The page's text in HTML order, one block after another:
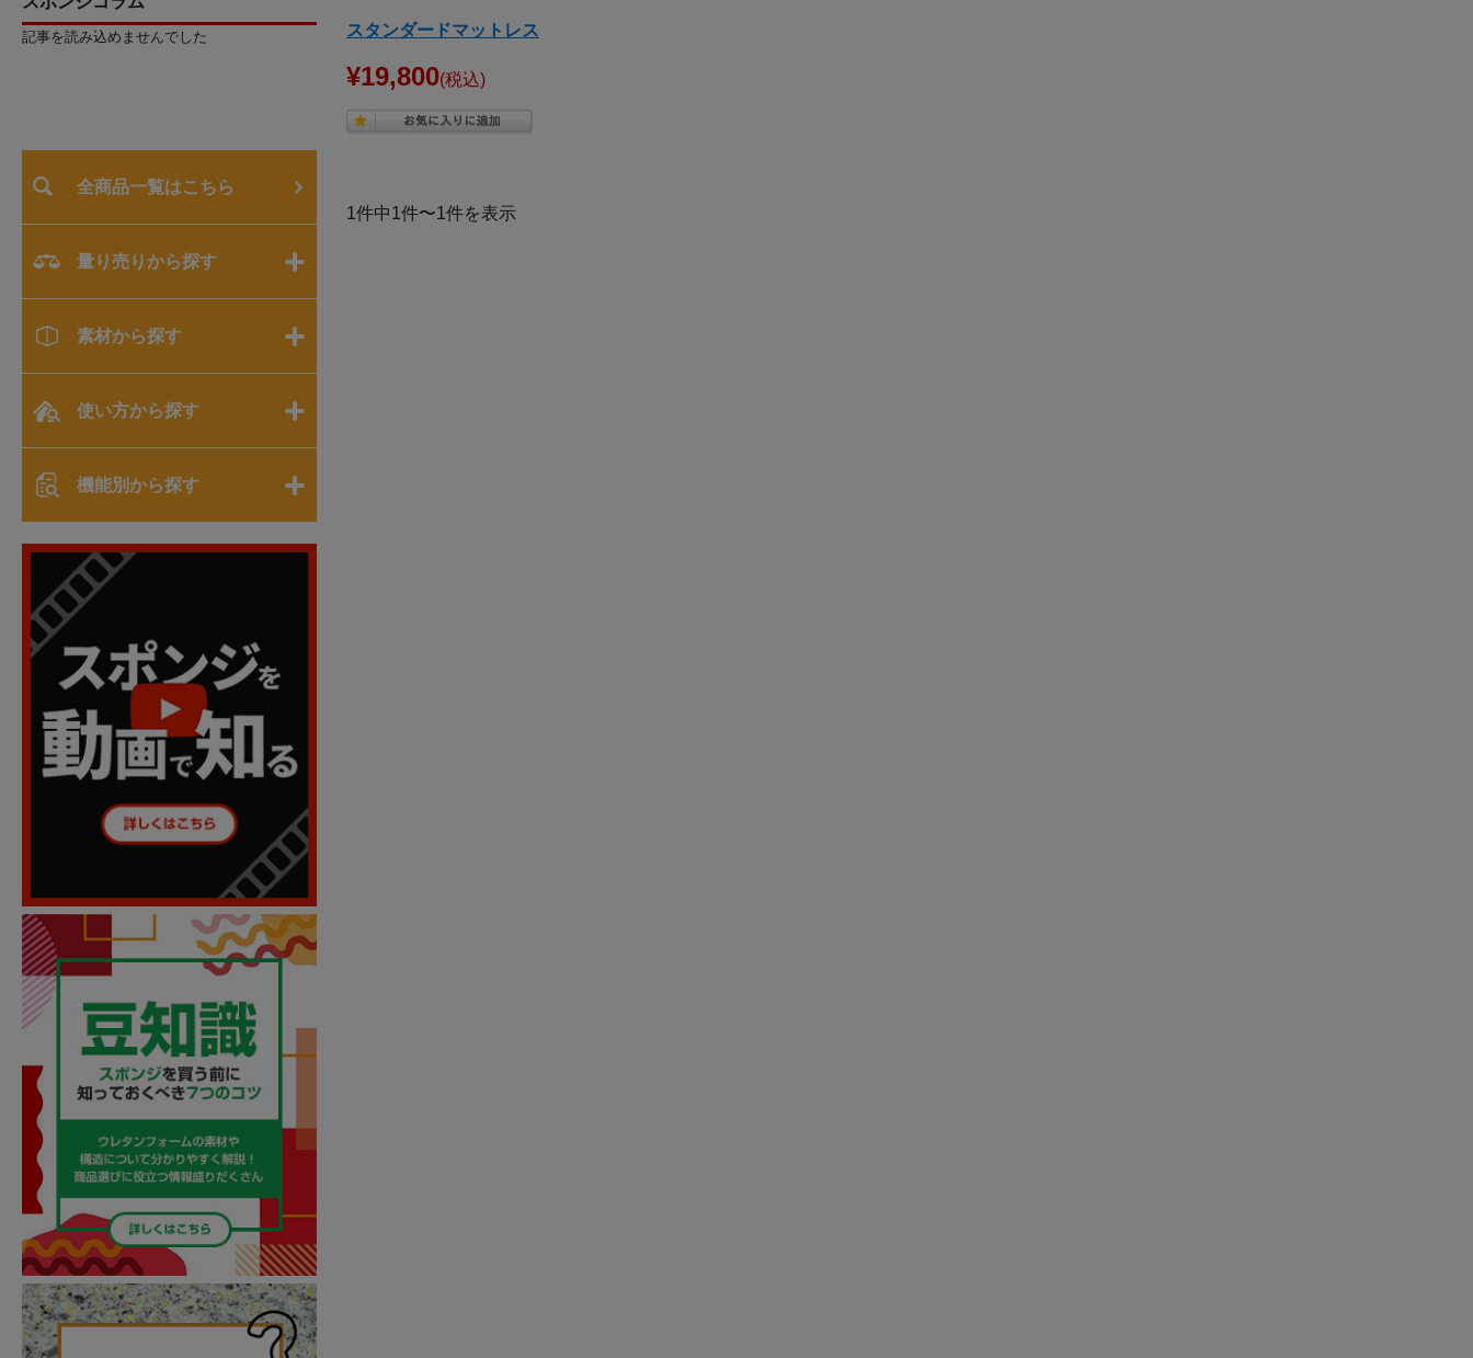
スタンダードマットレス
¥19,800(税込)
1件中1件〜1件を表示
記事を読み込めませんでした
全商品一覧はこちら
量り売りから探す
素材から探す
使い方から探す
機能別から探す